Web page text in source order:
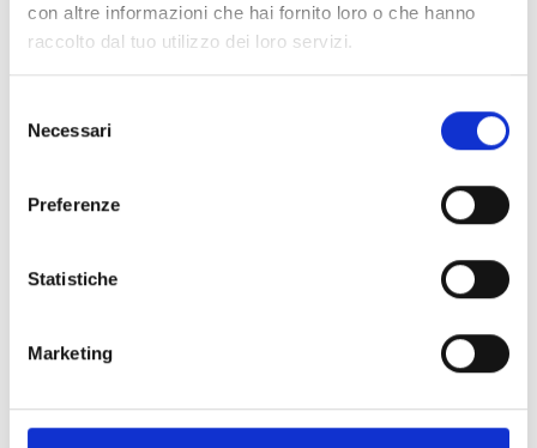
con altre informazioni che hai fornito loro o che hanno
raccolto dal tuo utilizzo dei loro servizi.
delNecessari
Preferenze
Statistiche
Marketing
con Valeria
Props utilizzati: pilates ball,